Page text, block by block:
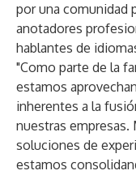
por una comunidad
anotadores
hablantes de
"Como parte de la
estamos
inherentes a la
nuestras empresas.
soluciones de
estamos